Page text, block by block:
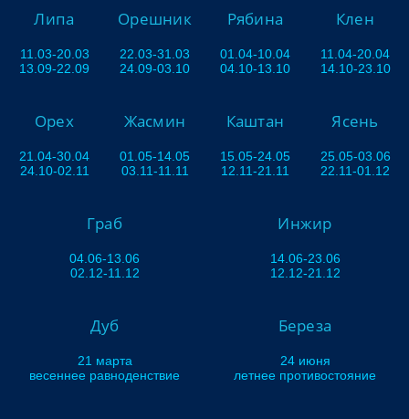
Липа
11.03-20.03
13.09-22.09
Орешник
22.03-31.03
24.09-03.10
Рябина
01.04-10.04
04.10-13.10
Клен
11.04-20.04
14.10-23.10
Орех
21.04-30.04
24.10-02.11
Жасмин
01.05-14.05
03.11-11.11
Каштан
15.05-24.05
12.11-21.11
Ясень
25.05-03.06
22.11-01.12
Граб
04.06-13.06
02.12-11.12
Инжир
14.06-23.06
12.12-21.12
Дуб
21 марта
весеннее равноденствие
Береза
24 июня
летнее противостояние